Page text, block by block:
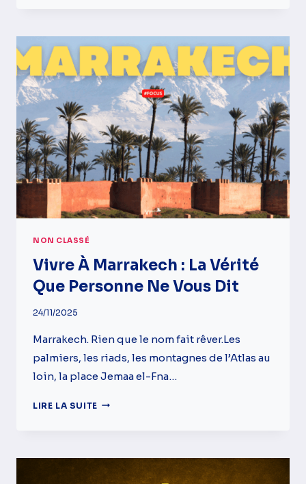
2026
LES
MEILLEURES
OPPORTUNITÉS…
ET
LES
PIÈGES
À
ÉVITER
ABSOLUMENT
NON CLASSÉ
Vivre À Marrakech : La Vérité
Que Personne Ne Vous Dit
24/11/2025
Marrakech. Rien que le nom fait rêver.Les
palmiers, les riads, les montagnes de l’Atlas au
loin, la place Jemaa el-Fna…
LIRE LA SUITE VIVRE
LA